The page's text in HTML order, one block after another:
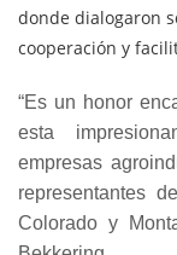
donde dialogaron
cooperación y
“Es un honor
esta
empresas
representantes
Colorado y